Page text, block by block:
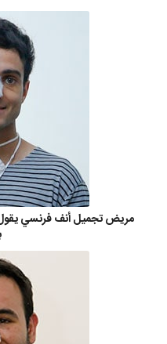
مريض تجميل أنف فرنسي يقول